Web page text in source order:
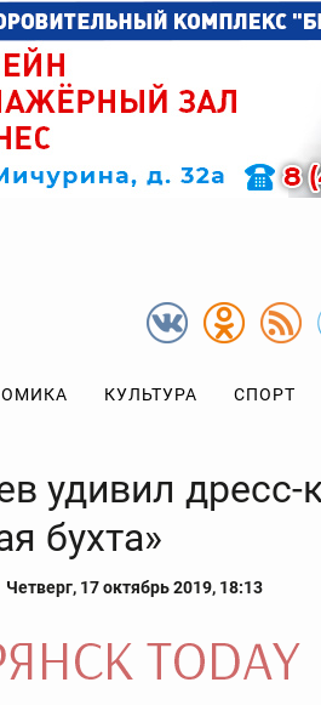
КУЛЬТУРА СПОРТ
удивил дресс-
бухта»
Четверг, 17 октябрь 2019, 18:13